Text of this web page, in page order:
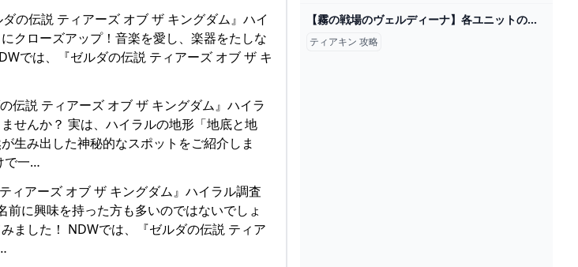
の伝説 ティアーズ オブ ザ キングダム』ハイ
クローズアップ！音楽を愛し、楽器をたしな
では、『ゼルダの伝説 ティアーズ オブ ザ キ
伝説 ティアーズ オブ ザ キングダム』ハイラ
せんか？ 実は、ハイラルの地形「地底と地
生み出した神秘的なスポットをご紹介しま
で一…
ィアーズ オブ ザ キングダム』ハイラル調査
に興味を持った方も多いのではないでしょ
ました！ NDWでは、『ゼルダの伝説 ティア
【霧の戦場のヴェルディーナ】各ユニットのおすすめの装備アイテム│KOUs gameplay guide
ティアキン 攻略